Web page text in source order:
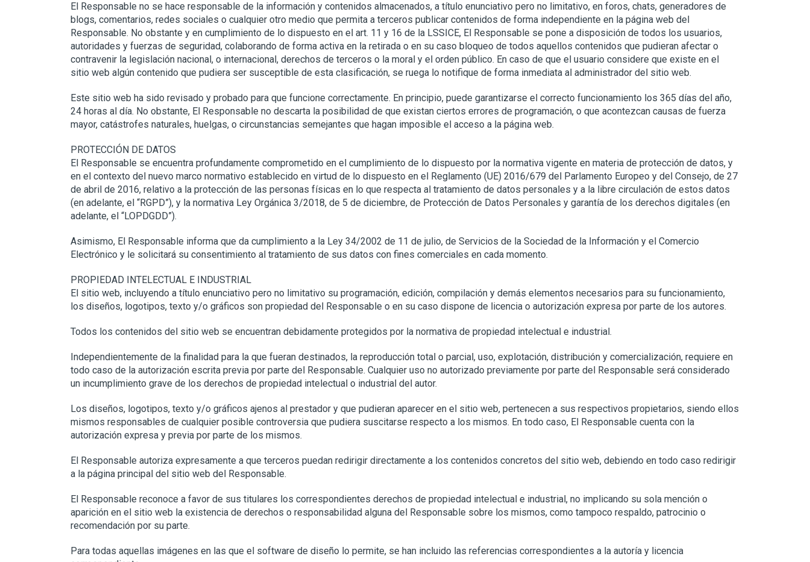
El Responsable no se hace responsable de la información y contenidos almacenados, a título enunciativo pero no limitativo, en foros, chats, generadores de
blogs, comentarios, redes sociales o cualquier otro medio que permita a terceros publicar contenidos de forma independiente en la página web del
Responsable. No obstante y en cumplimiento de lo dispuesto en el art. 11 y 16 de la LSSICE, El Responsable se pone a disposición de todos los usuarios,
autoridades y fuerzas de seguridad, colaborando de forma activa en la retirada o en su caso bloqueo de todos aquellos contenidos que pudieran afectar o
contravenir la legislación nacional, o internacional, derechos de terceros o la moral y el orden público. En caso de que el usuario considere que existe en el
sitio web algún contenido que pudiera ser susceptible de esta clasificación, se ruega lo notifique de forma inmediata al administrador del sitio web.
Este sitio web ha sido revisado y probado para que funcione correctamente. En principio, puede garantizarse el correcto funcionamiento los 365 días del año,
24 horas al día. No obstante, El Responsable no descarta la posibilidad de que existan ciertos errores de programación, o que acontezcan causas de fuerza
mayor, catástrofes naturales, huelgas, o circunstancias semejantes que hagan imposible el acceso a la página web.
PROTECCIÓN DE DATOS
El Responsable se encuentra profundamente comprometido en el cumplimiento de lo dispuesto por la normativa vigente en materia de protección de datos, y
en el contexto del nuevo marco normativo establecido en virtud de lo dispuesto en el Reglamento (UE) 2016/679 del Parlamento Europeo y del Consejo, de 27
de abril de 2016, relativo a la protección de las personas físicas en lo que respecta al tratamiento de datos personales y a la libre circulación de estos datos
(en adelante, el “RGPD”), y la normativa Ley Orgánica 3/2018, de 5 de diciembre, de Protección de Datos Personales y garantía de los derechos digitales (en
adelante, el “LOPDGDD”).
Asimismo, El Responsable informa que da cumplimiento a la Ley 34/2002 de 11 de julio, de Servicios de la Sociedad de la Información y el Comercio
Electrónico y le solicitará su consentimiento al tratamiento de sus datos con fines comerciales en cada momento.
PROPIEDAD INTELECTUAL E INDUSTRIAL
El sitio web, incluyendo a título enunciativo pero no limitativo su programación, edición, compilación y demás elementos necesarios para su funcionamiento,
los diseños, logotipos, texto y/o gráficos son propiedad del Responsable o en su caso dispone de licencia o autorización expresa por parte de los autores.
Todos los contenidos del sitio web se encuentran debidamente protegidos por la normativa de propiedad intelectual e industrial.
Independientemente de la finalidad para la que fueran destinados, la reproducción total o parcial, uso, explotación, distribución y comercialización, requiere en
todo caso de la autorización escrita previa por parte del Responsable. Cualquier uso no autorizado previamente por parte del Responsable será considerado
un incumplimiento grave de los derechos de propiedad intelectual o industrial del autor.
Los diseños, logotipos, texto y/o gráficos ajenos al prestador y que pudieran aparecer en el sitio web, pertenecen a sus respectivos propietarios, siendo ellos
mismos responsables de cualquier posible controversia que pudiera suscitarse respecto a los mismos. En todo caso, El Responsable cuenta con la
autorización expresa y previa por parte de los mismos.
El Responsable autoriza expresamente a que terceros puedan redirigir directamente a los contenidos concretos del sitio web, debiendo en todo caso redirigir
a la página principal del sitio web del Responsable.
El Responsable reconoce a favor de sus titulares los correspondientes derechos de propiedad intelectual e industrial, no implicando su sola mención o
aparición en el sitio web la existencia de derechos o responsabilidad alguna del Responsable sobre los mismos, como tampoco respaldo, patrocinio o
recomendación por su parte.
Para todas aquellas imágenes en las que el software de diseño lo permite, se han incluido las referencias correspondientes a la autoría y licencia